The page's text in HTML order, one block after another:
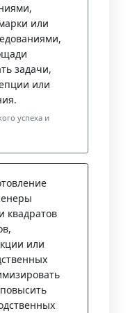
или
задачи,
или
успеха и
квадратов
или